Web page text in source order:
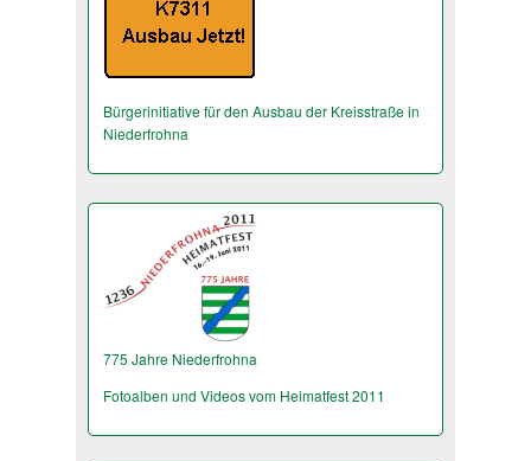
Bürgerinitiative für den Ausbau der Kreisstraße in
Niederfrohna
775 Jahre Niederfrohna
Fotoalben und Videos vom Heimatfest 2011